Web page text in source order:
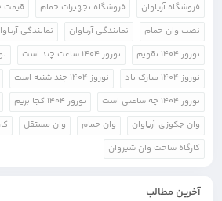
فروشگاه آریاوان
فروشگاه تجهیزات حمام قیمت
نصب وان حمام
نمایندگی آریاوان نمایندگی
نوروز 1404 تقویم
نوروز 1404 ساعت چند است
نوروز 1404 مبارک باد
نوروز 1404 چند شنبه است
نوروز 1404 چه ساعتی است
نوروز 1404 کجا بریم
وان جکوزی آریاوان
وان حمام وان مستقل
کارگاه ساخت وان شیروان
آخرین مطالب